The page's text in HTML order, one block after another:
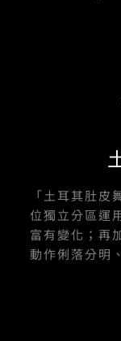
「土耳其肚
位獨立分區運
富有變化；再
動作俐落分明